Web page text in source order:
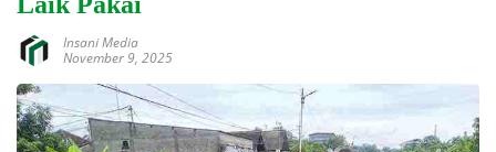
Insani Media
November 9, 2025